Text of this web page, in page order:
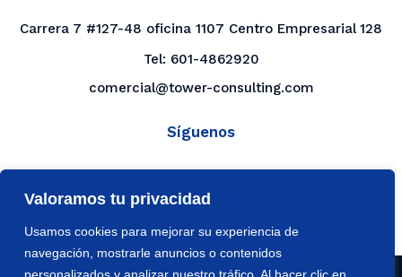
Valoramos tu privacidad
Usamos cookies para mejorar su experiencia de
navegación, mostrarle anuncios o contenidos
Carrera 7 #127-48 oficina 1107 Centro Empresarial 128
Tel: 601-4862920
comercial@tower-consulting.com
Síguenos
YouTube